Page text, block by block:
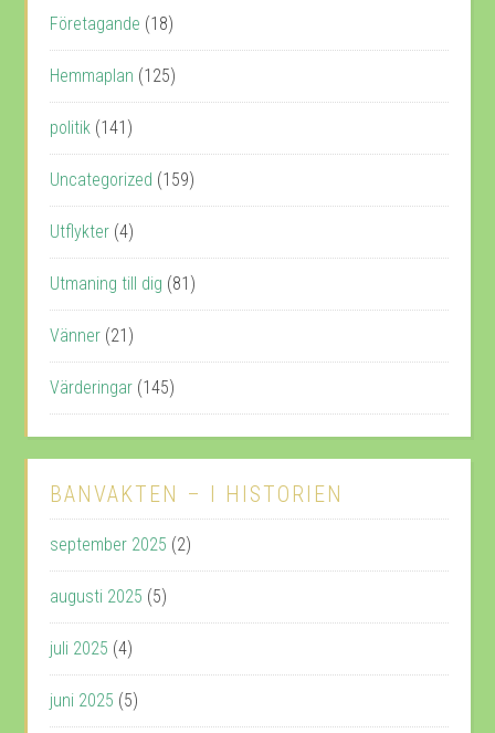
Företagande (18)
Hemmaplan (125)
politik (141)
Uncategorized (159)
Utflykter (4)
Utmaning till dig (81)
Vänner (21)
Värderingar (145)
BANVAKTEN – I HISTORIEN
september 2025 (2)
augusti 2025 (5)
juli 2025 (4)
juni 2025 (5)